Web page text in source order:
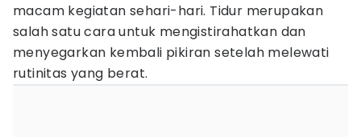
macam kegiatan sehari-hari. Tidur merupakan
salah satu cara untuk mengistirahatkan dan
menyegarkan kembali pikiran setelah melewati
rutinitas yang berat.